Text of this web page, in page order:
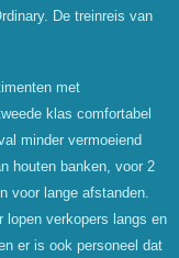
De treinreis van
met
klas comfortabel
minder vermoeiend
houten banken, voor 2
voor lange afstanden.
lopen verkopers langs en
er is ook personeel dat